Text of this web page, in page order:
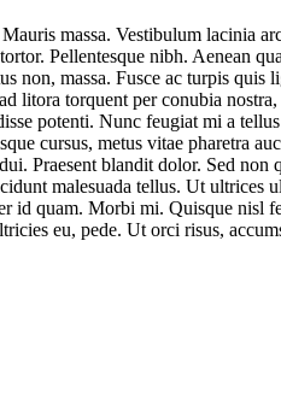
massa. Vestibulum lacinia
Pellentesque nibh. Aenean
non, massa. Fusce ac turpis quis
torquent per conubia
potenti. Nunc feugiat mi a
cursus, metus vitae pharetra
Praesent blandit dolor. Sed non
malesuada tellus. Ut ultrices
id quam. Morbi mi. Quisque nisl
eu, pede. Ut orci risus,